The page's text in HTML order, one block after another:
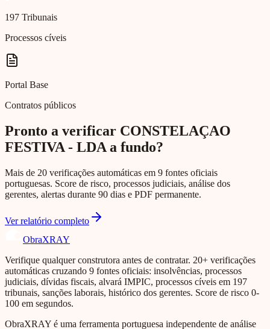
197 Tribunais
Processos cíveis
Portal Base
Contratos públicos
Pronto a verificar CONSTELAÇAO
FESTIVA - LDA a fundo?
Mais de 20 verificações automáticas em 9 fontes oficiais
portuguesas. Score de risco, processos judiciais, análise dos
gerentes, alertas durante 90 dias e PDF permanente.
Ver relatório completo
ObraXRAY
Verifique qualquer construtora antes de contratar. 20+ verificações
automáticas cruzando 9 fontes oficiais: insolvências, processos
judiciais, dívidas fiscais, alvará IMPIC, processos cíveis em 197
tribunais, sanções laborais, histórico dos gerentes. Score de risco 0-
100 em segundos.
ObraXRAY é uma ferramenta portuguesa independente de análise